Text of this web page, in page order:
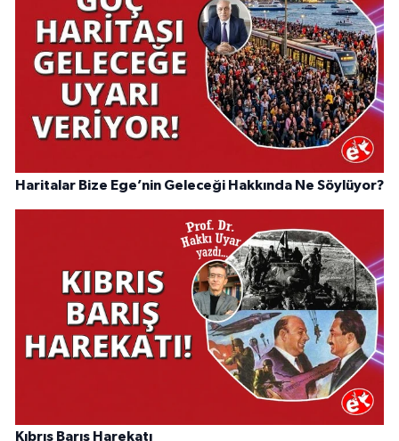
Haritalar Bize Ege’nin Geleceği Hakkında Ne Söylüyor?
Kıbrıs Barış Harekatı